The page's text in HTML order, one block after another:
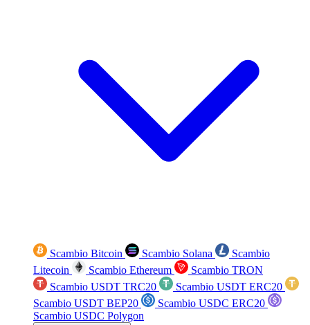
Scambio Bitcoin Scambio Solana
Scambio
Litecoin
Scambio Ethereum
Scambio TRON
Scambio USDT TRC20
Scambio USDT ERC20
Scambio USDT BEP20
Scambio USDC ERC20
Scambio USDC Polygon